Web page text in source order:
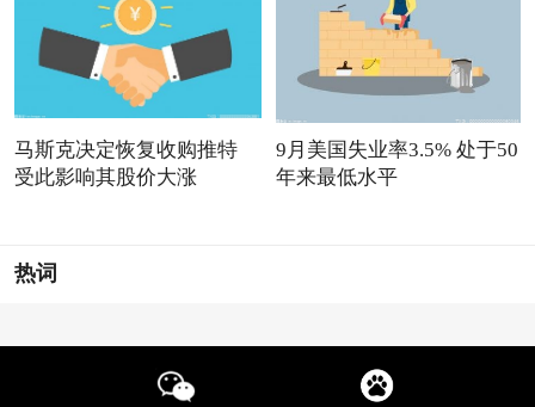
马斯克决定恢复收购推特
受此影响其股价大涨
9月美国失业率3.5% 处于50
年来最低水平
热词